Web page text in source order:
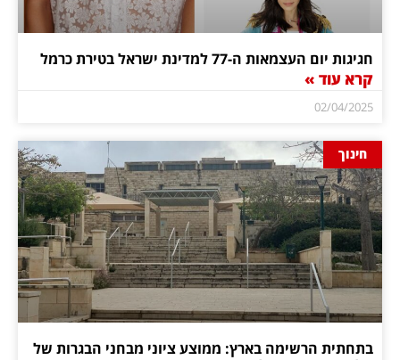
חגיגות יום העצמאות ה-77 למדינת ישראל בטירת כרמל
קרא עוד »
02/04/2025
חינוך
בתחתית הרשימה בארץ: ממוצע ציוני מבחני הבגרות של